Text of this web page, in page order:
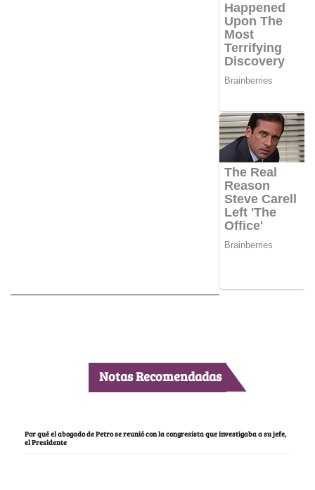
Notas Recomendadas
Por qué el abogado de Petro se reunió con la congresista que investigaba a su jefe,
el Presidente